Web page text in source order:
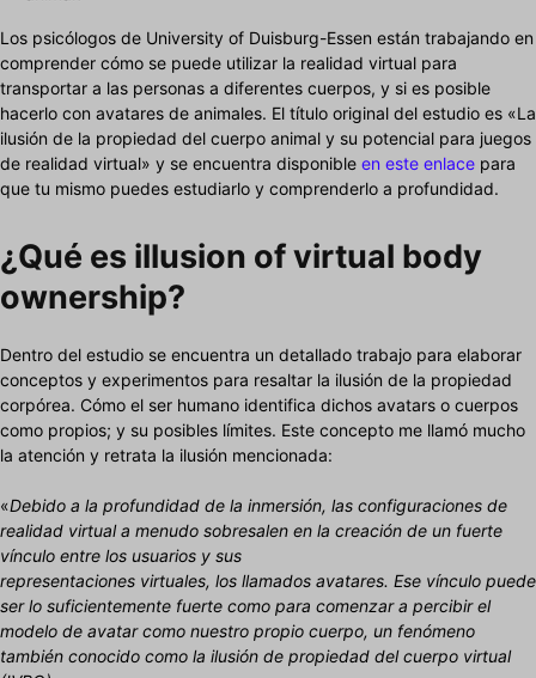
Los psicólogos de University of Duisburg-Essen están trabajando en
comprender cómo se puede utilizar la realidad virtual para
transportar a las personas a diferentes cuerpos, y si es posible
hacerlo con avatares de animales. El título original del estudio es «La
ilusión de la propiedad del cuerpo animal y su potencial para juegos
de realidad virtual» y se encuentra disponible en este enlace para
que tu mismo puedes estudiarlo y comprenderlo a profundidad.
¿Qué es illusion of virtual body
ownership?
Dentro del estudio se encuentra un detallado trabajo para elaborar
conceptos y experimentos para resaltar la ilusión de la propiedad
corpórea. Cómo el ser humano identifica dichos avatars o cuerpos
como propios; y su posibles límites. Este concepto me llamó mucho
la atención y retrata la ilusión mencionada:
«Debido a la profundidad de la inmersión, las configuraciones de
realidad virtual a menudo sobresalen en la creación de un fuerte
vínculo entre los usuarios y sus
representaciones virtuales, los llamados avatares. Ese vínculo puede
ser lo suficientemente fuerte como para comenzar a percibir el
modelo de avatar como nuestro propio cuerpo, un fenómeno
también conocido como la ilusión de propiedad del cuerpo virtual